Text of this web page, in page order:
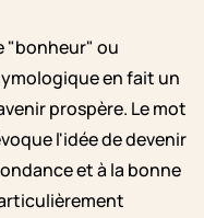
"bonheur" ou
en fait un
prospère. Le mot
l'idée de devenir
et à la bonne